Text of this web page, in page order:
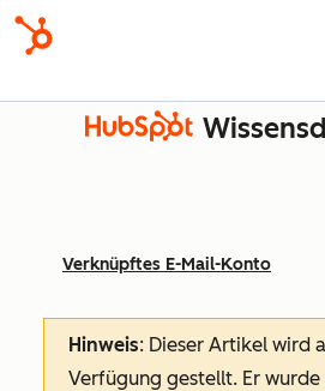
Verknüpftes E-Mail-Konto
Hinweis: Dieser Artikel wird
Verfügung gestellt. Er